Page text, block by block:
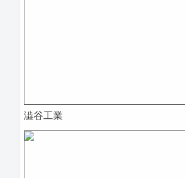
澁谷工業